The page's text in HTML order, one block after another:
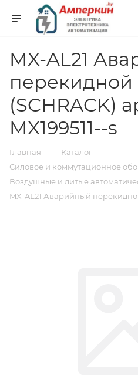
MX-AL21
перекидной
(SCHRACK)
MX199511--s
Главная — Каталог —
Силовое и коммутационное
Воздушные и литые
MX-AL21 Аварийный